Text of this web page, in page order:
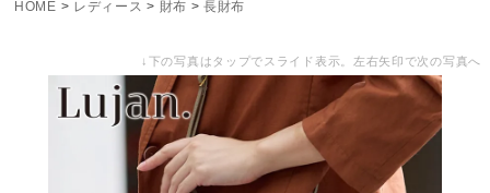
HOME
レディース 財布 長財布
↓下の写真はタップでスライド表示。左右矢印で次の写真へ